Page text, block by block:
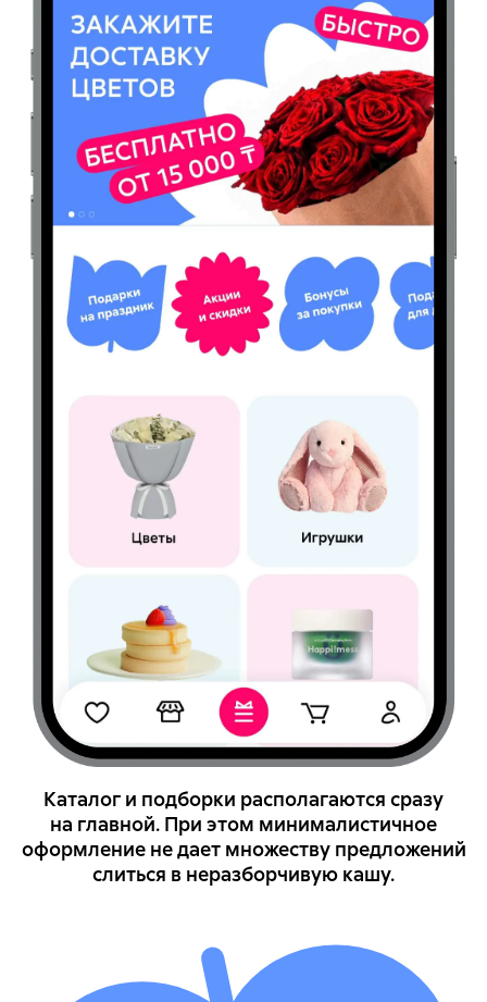
Каталог и подборки располагаются сразу
на главной. При этом минималистичное
оформление не дает множеству предложений
слиться в неразборчивую кашу.